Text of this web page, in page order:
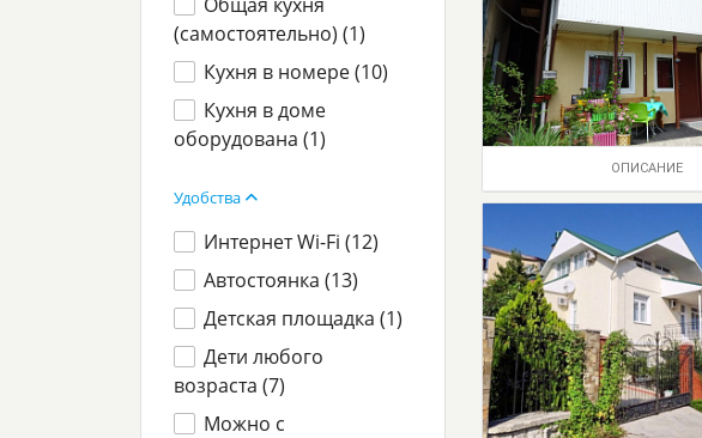
ОПИСАНИЕ
(самостоятельно) (1)
Кухня в номере (10)
Кухня в доме
оборудована (1)
Удобства
Интернет Wi-Fi (12)
Автостоянка (13)
Детская площадка (1)
Дети любого
возраста (7)
Можно с